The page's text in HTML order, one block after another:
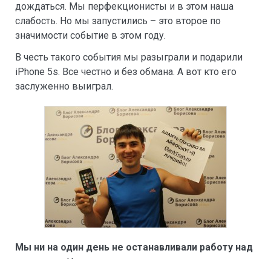
дождаться. Мы перфекционисты и в этом наша
слабость. Но мы запустились – это второе по
значимости событие в этом году.
В честь такого события мы разыграли и подарили
iPhone 5s. Все честно и без обмана. А вот кто его
заслуженно выиграл.
Мы ни на один день не останавливали работу над